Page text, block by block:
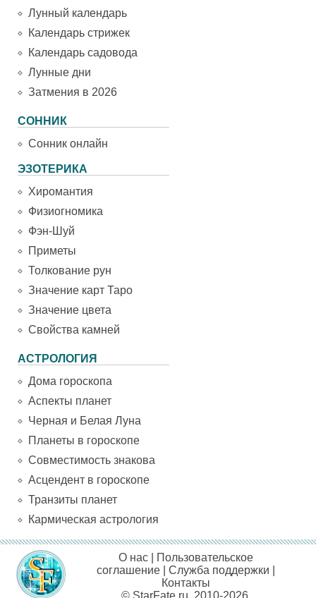
Лунный календарь
Календарь стрижек
Календарь садовода
Лунные дни
Затмения в 2026
СОННИК
Сонник онлайн
ЭЗОТЕРИКА
Хиромантия
Физиогномика
Фэн-Шуй
Приметы
Толкование рун
Значение карт Таро
Значение цвета
Свойства камней
АСТРОЛОГИЯ
Дома гороскопа
Аспекты планет
Черная и Белая Луна
Планеты в гороскопе
Совместимость знакова
Асцендент в гороскопе
Транзиты планет
Кармическая астрология
О нас
Пользовательское
соглашение |Служба поддержки
Контакты
© StarFate.ru, 2010-2026.